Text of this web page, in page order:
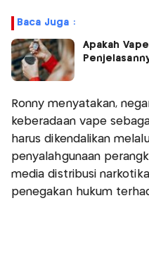
Baca Juga :
Apakah
Ronny menyatakan,
keberadaan vape
harus dikendalikan
penyalahgunaan
media distribusi
penegakan hukum